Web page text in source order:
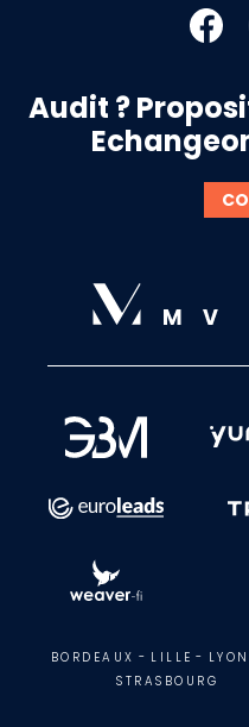
Audit ?
BORDEAUX - LILLE - LYON
STRASBOURG